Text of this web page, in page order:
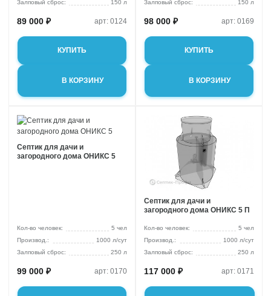
Для торгового
Для пансионата
стоки
Залповый сброс:
150 л
89 000 ₽ арт: 0124
КУПИТЬ
В КОРЗИНУ
Залповый сброс:
150 л
98 000 ₽ арт: 0169
КУПИТЬ
В КОРЗИНУ
Септик для дачи и
загородного дома ОНИКС 5
Кол-во человек:
5 чел
1000 л/сут
Залповый сброс:
250 л
99 000 ₽ арт: 0170
Септик для дачи и
загородного дома ОНИКС 5 П
Кол-во человек:
5 чел
1000 л/сут
Залповый сброс:
250 л
117 000 ₽ арт: 0171